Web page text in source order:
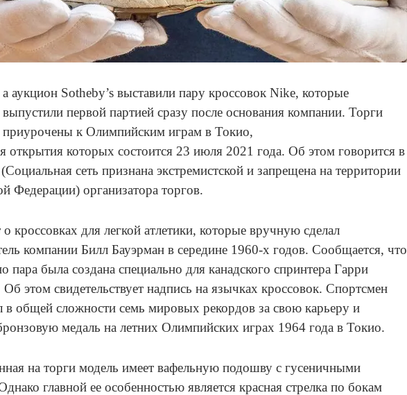
а аукцион Sotheby’s выставили пару кроссовок Nike, которые
выпустили первой партией сразу после основания компании. Торги
приурочены к Олимпийским играм в Токио,
открытия которых состоится 23 июля 2021 года. Об этом говорится в
сеть признана экстремистской и запрещена на территории
Федерации) организатора торгов.
о кроссовках для легкой атлетики, которые вручную сделал
компании Билл Бауэрман в середине 1960-х годов. Сообщается, что
пара была создана специально для канадского спринтера Гарри
этом свидетельствует надпись на язычках кроссовок. Спортсмен
в общей сложности семь мировых рекордов за свою карьеру и
медаль на летних Олимпийских играх 1964 года в Токио.
на торги модель имеет вафельную подошву с гусеничными
главной ее особенностью является красная стрелка по бокам